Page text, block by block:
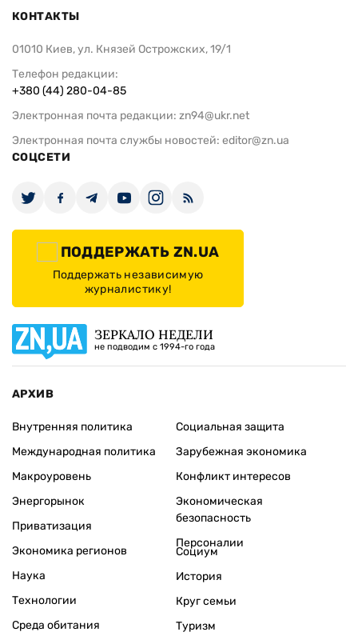
КОНТАКТЫ
01010 Киев, ул. Князей Острожских, 19/1
Телефон редакции:
+380 (44) 280-04-85
Электронная почта редакции: zn94@ukr.net
Электронная почта службы новостей: editor@zn.ua
СОЦСЕТИ
ПОДДЕРЖАТЬ ZN.UA
Поддержать независимую
журналистику!
ЗЕРКАЛО НЕДЕЛИ
не подводим с 1994-го года
АРХИВ
Внутренняя политика
Международная политика
Макроуровень
Энергорынок
Приватизация
Экономика регионов
Социальная защита
Зарубежная экономика
Конфликт интересов
Экономическая
безопасность
Персоналии
Наука
Технологии
Среда обитания
Социум
История
Круг семьи
Туризм